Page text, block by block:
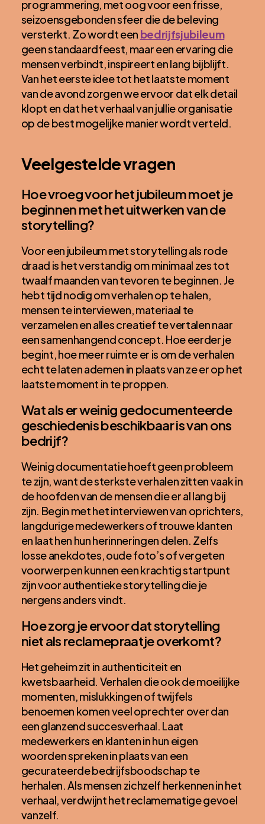
programmering, met oog voor een frisse,
seizoensgebonden sfeer die de beleving
versterkt. Zo wordt een bedrijfsjubileum
geen standaardfeest, maar een ervaring die
mensen verbindt, inspireert en lang bijblijft.
Van het eerste idee tot het laatste moment
van de avond zorgen we ervoor dat elk detail
klopt en dat het verhaal van jullie organisatie
op de best mogelijke manier wordt verteld.
Veelgestelde vragen
Hoe vroeg voor het jubileum moet je
beginnen met het uitwerken van de
storytelling?
Voor een jubileum met storytelling als rode
draad is het verstandig om minimaal zes tot
twaalf maanden van tevoren te beginnen. Je
hebt tijd nodig om verhalen op te halen,
mensen te interviewen, materiaal te
verzamelen en alles creatief te vertalen naar
een samenhangend concept. Hoe eerder je
begint, hoe meer ruimte er is om de verhalen
echt te laten ademen in plaats van ze er op het
laatste moment in te proppen.
Wat als er weinig gedocumenteerde
geschiedenis beschikbaar is van ons
bedrijf?
Weinig documentatie hoeft geen probleem
te zijn, want de sterkste verhalen zitten vaak in
de hoofden van de mensen die er al lang bij
zijn. Begin met het interviewen van oprichters,
langdurige medewerkers of trouwe klanten
en laat hen hun herinneringen delen. Zelfs
losse anekdotes, oude foto’s of vergeten
voorwerpen kunnen een krachtig startpunt
zijn voor authentieke storytelling die je
nergens anders vindt.
Hoe zorg je ervoor dat storytelling
niet als reclamepraatje overkomt?
Het geheim zit in authenticiteit en
kwetsbaarheid. Verhalen die ook de moeilijke
momenten, mislukkingen of twijfels
benoemen komen veel oprechter over dan
een glanzend succesverhaal. Laat
medewerkers en klanten in hun eigen
woorden spreken in plaats van een
gecurateerde bedrijfsboodschap te
herhalen. Als mensen zichzelf herkennen in het
verhaal, verdwijnt het reclamematige gevoel
vanzelf.